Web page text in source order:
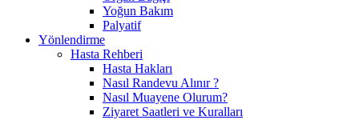
Yoğun Bakım
Palyatif
Yönlendirme
Hasta Rehberi
Hasta Hakları
Nasıl Randevu Alınır ?
Nasıl Muayene Olurum?
Ziyaret Saatleri ve Kuralları